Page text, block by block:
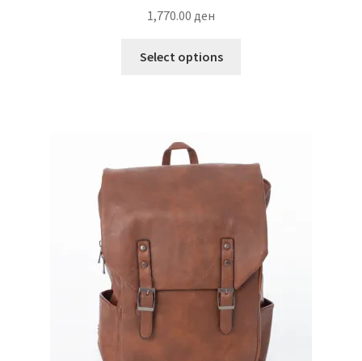
1,770.00 ден
Select options
options
chosen
the
product
page